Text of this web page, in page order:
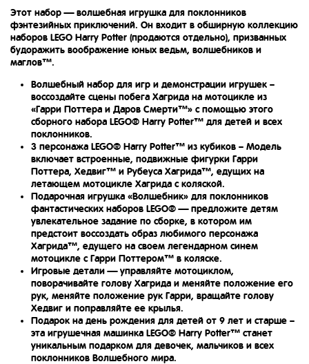
Этот набор — волшебная игрушка для поклонников
фэнтезийных приключений. Он входит в обширную коллекцию
наборов LEGO Harry Potter (продаются отдельно), призванных
будоражить воображение юных ведьм, волшебников и
маглов™.
Волшебный набор для игр и демонстрации игрушек –
воссоздайте сцены побега Хагрида на мотоцикле из
«Гарри Поттера и Даров Смерти™» с помощью этого
сборного набора LEGO® Harry Potter™ для детей и всех
поклонников.
3 персонажа LEGO® Harry Potter™ из кубиков – Модель
включает встроенные, подвижные фигурки Гарри
Поттера, Хедвиг™ и Рубеуса Хагрида™, едущих на
летающем мотоцикле Хагрида с коляской.
Подарочная игрушка «Волшебник» для поклонников
фантастических наборов LEGO® — предложите детям
увлекательное задание по сборке, в котором им
предстоит воссоздать образ любимого персонажа
Хагрида™, едущего на своем легендарном синем
мотоцикле с Гарри Поттером™ в коляске.
Игровые детали — управляйте мотоциклом,
поворачивайте голову Хагрида и меняйте положение его
рук, меняйте положение рук Гарри, вращайте голову
Хедвиг и поправляйте ее крылья.
Подарок на день рождения для детей от 9 лет и старше –
эта игрушечная машинка LEGO® Harry Potter™ станет
уникальным подарком для девочек, мальчиков и всех
поклонников Волшебного мира.